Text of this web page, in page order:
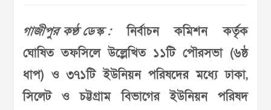
গাজীপুর কণ্ঠ ডেস্ক :নির্বাচন কমিশন কর্তৃক
ঘোষিত তফসিলে উল্লেখিত ১১টি পৌরসভা (৬ষ্ঠ
ধাপ) ও ৩৭১টি ইউনিয়ন পরিষদের মধ্যে ঢাকা,
সিলেট ও চট্টগ্রাম বিভাগের ইউনিয়ন পরিষদ